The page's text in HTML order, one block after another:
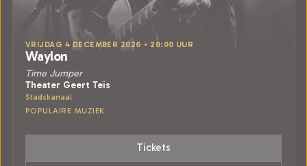
VRIJDAG 4 DECEMBER 2026 • 20:00 UUR
Waylon
Time Jumper
Theater Geert Teis
Stadskanaal
POPULAIRE MUZIEK
Tickets